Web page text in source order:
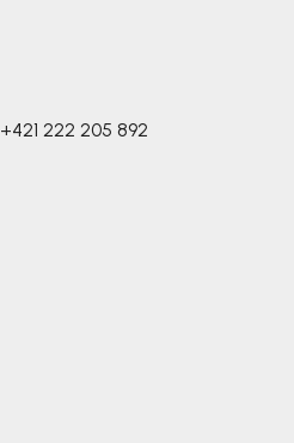
+421 222 205 892